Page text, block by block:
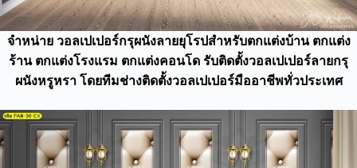
จำหน่าย วอลเปเปอร์กรุผนังลายยุโรปสำหรับตกแต่งบ้าน ตกแต่ง
ร้าน ตกแต่งโรงแรม ตกแต่งคอนโด รับติดตั้งวอลเปเปอร์ลายกรุ
ผนังหรูหรา โดยทีมช่างติดตั้งวอลเปเปอร์มืออาชีพทั่วประเทศ